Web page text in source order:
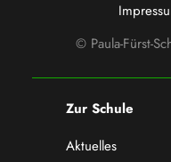
© Paula-Fürst-
Zur Schule
Aktuelles